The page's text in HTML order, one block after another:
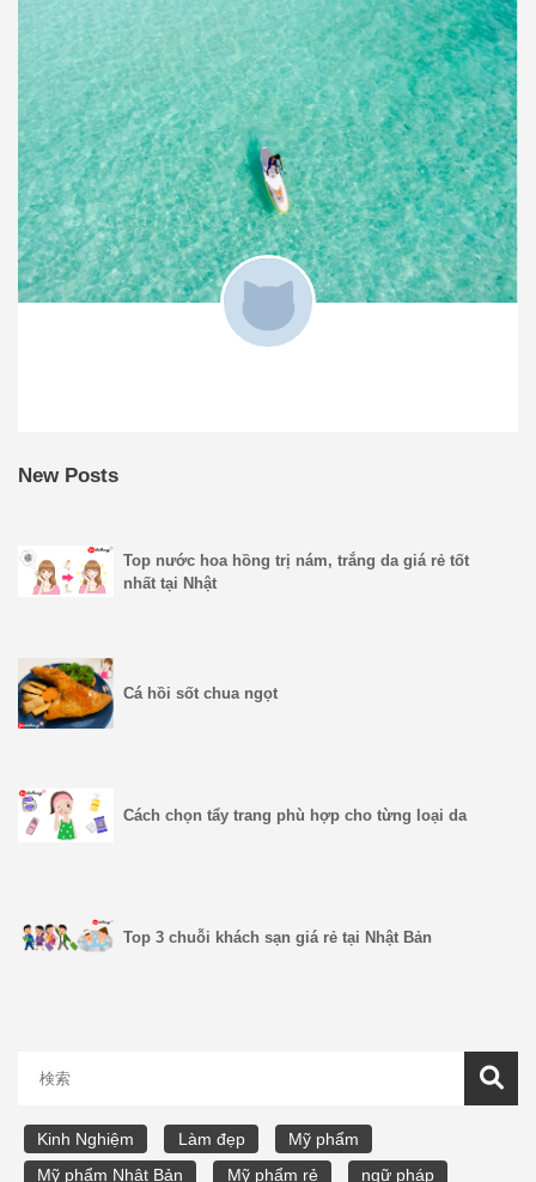
New Posts
Top nước hoa hồng trị nám, trắng da giá rẻ tốt
nhất tại Nhật
Cá hồi sốt chua ngọt
Cách chọn tẩy trang phù hợp cho từng loại da
Top 3 chuỗi khách sạn giá rẻ tại Nhật Bản
Kinh Nghiệm Làm đẹp
Mỹ phẩm
Mỹ phẩm Nhật Bản
Mỹ phẩm rẻ ngữ pháp